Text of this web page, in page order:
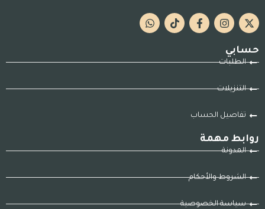
حسابي
الطلبات
التنزيلات
تفاصيل الحساب
روابط مهمة
المدونة
الشروط والأحكام
سياسة الخصوصية